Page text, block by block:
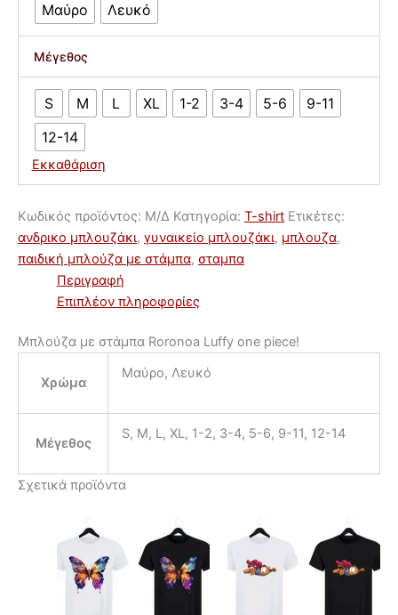
Μαύρο Λευκό
Μέγεθος
S M L XL 1-2 3-4 5-6
9-11
12-14
Εκκαθάριση
Μπλούζα
στάμπα
Luffy
Κωδικός προϊόντος: Μ/Δ Κατηγορία: T-shirt Ετικέτες:
ανδρικο μπλουζάκι, γυναικείο μπλουζάκι, μπλουζα,
παιδική μπλούζα με στάμπα, σταμπα
Περιγραφή
Επιπλέον πληροφορίες
Μπλούζα με στάμπα Roronoa Luffy one piece!
Χρώμα
Μαύρο, Λευκό
Μέγεθος
S, M, L, XL, 1-2, 3-4, 5-6, 9-11, 12-14
Σχετικά προϊόντα